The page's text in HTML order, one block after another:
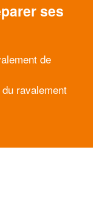
ses
de
ravalement